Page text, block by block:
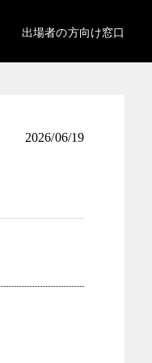
出場者の方向け窓口
2026/06/19